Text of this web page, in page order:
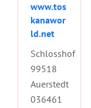
www.tos
kanawor
ld.net
Schlosshof
99518
Auerstedt
036461